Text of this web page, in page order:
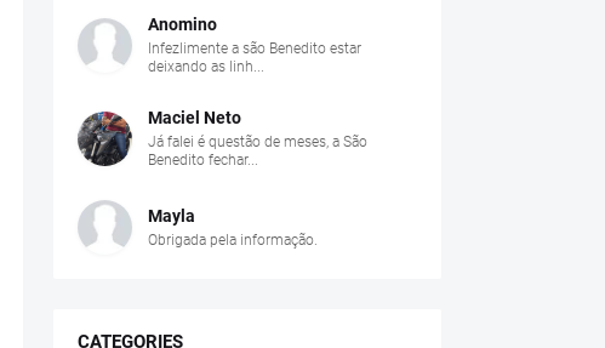
Anomino
Infezlimente a são Benedito estar
deixando as linh...
Maciel Neto
Já falei é questão de meses, a São
Benedito fechar...
Mayla
Obrigada pela informação.
CATEGORIES